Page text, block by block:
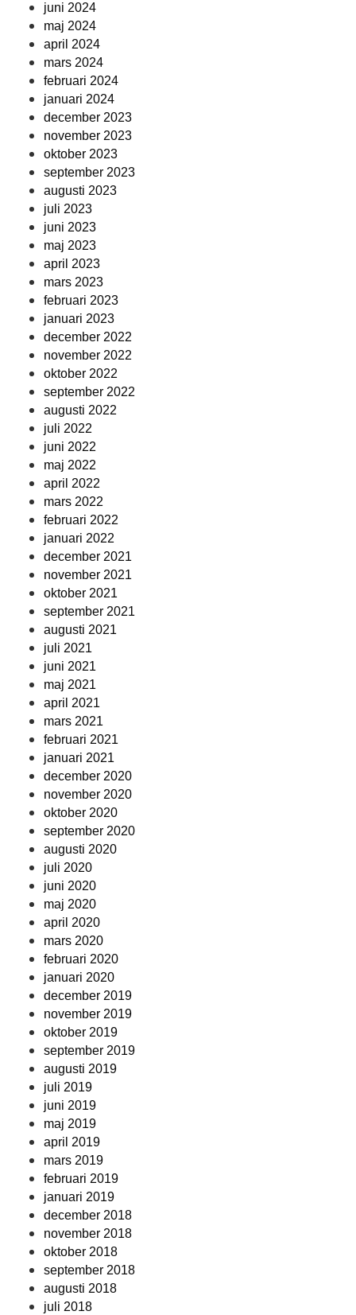
juni 2024
maj 2024
april 2024
mars 2024
februari 2024
januari 2024
december 2023
november 2023
oktober 2023
september 2023
augusti 2023
juli 2023
juni 2023
maj 2023
april 2023
mars 2023
februari 2023
januari 2023
december 2022
november 2022
oktober 2022
september 2022
augusti 2022
juli 2022
juni 2022
maj 2022
april 2022
mars 2022
februari 2022
januari 2022
december 2021
november 2021
oktober 2021
september 2021
augusti 2021
juli 2021
juni 2021
maj 2021
april 2021
mars 2021
februari 2021
januari 2021
december 2020
november 2020
oktober 2020
september 2020
augusti 2020
juli 2020
juni 2020
maj 2020
april 2020
mars 2020
februari 2020
januari 2020
december 2019
november 2019
oktober 2019
september 2019
augusti 2019
juli 2019
juni 2019
maj 2019
april 2019
mars 2019
februari 2019
januari 2019
december 2018
november 2018
oktober 2018
september 2018
augusti 2018
juli 2018